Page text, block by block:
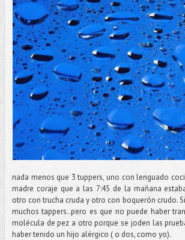
nada menos que 3 tuppers, uno con lenguado
madre coraje que a las 7:45 de la mañana
otro con trucha cruda y otro con boquerón crudo.
muchos tappers..pero es que no puede haber
molécula de pez a otro porque se joden las
haber tenido un hijo alérgico ( o dos, como yo).